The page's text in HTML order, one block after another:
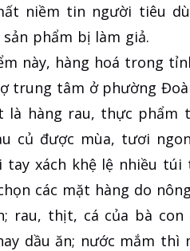
niềm tin người tiêu
phẩm bị làm giả.
này, hàng hoá trong
trung tâm ở phường
là hàng rau, thực phẩm
củ được mùa, tươi
xách khệ lệ nhiều túi
các mặt hàng do
rau, thịt, cá của bà con
dầu ăn; nước mắm thì